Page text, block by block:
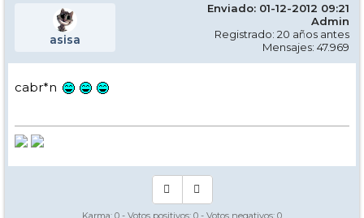
asisa
Enviado: 01-12-2012 09:21
Admin
Registrado: 20 años antes
Mensajes: 47.969
cabr*n
Karma: 0 - Votos positivos: 0 - Votos negativos: 0